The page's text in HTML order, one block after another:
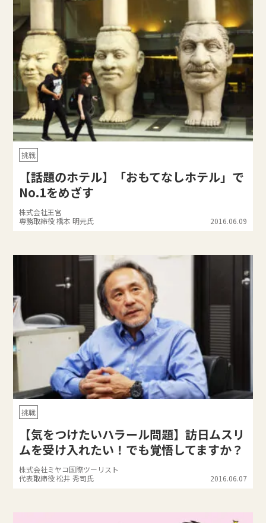
挑戦
【話題のホテル】「おもてなしホテル」で
No.1をめざす
株式会社王宮
専務取締役 橋本 明元氏
2016.06.09
挑戦
【気をつけたいハラール問題】訪日ムスリ
ムを受け入れたい！でも覚悟してますか？
株式会社ミヤコ国際ツーリスト
代表取締役 松井 秀司氏
2016.06.07